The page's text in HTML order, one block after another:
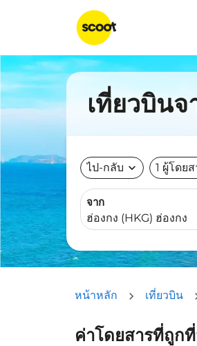
เที่ยวบิน
ไป-กลับ expand_more 1 ผู้โดย
จาก
หน้าหลัก เที่ยวบิน
ค่าโดยสารที่ถูก
ลองอัปเดตเส้นทางของ